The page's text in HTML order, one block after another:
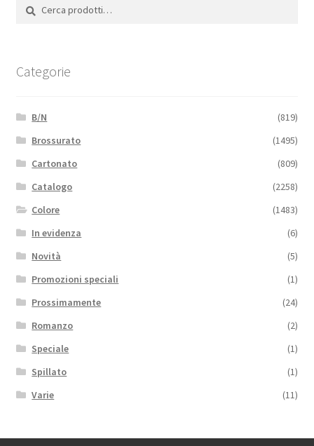
Categorie
B/N
(819)
Brossurato
(1495)
Cartonato
(809)
Catalogo
(2258)
Colore
(1483)
In evidenza
(6)
Novità
(5)
Promozioni speciali
(1)
Prossimamente
(24)
Romanzo
(2)
Speciale
(1)
Spillato
(1)
Varie
(11)